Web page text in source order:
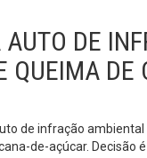
DE
QUEIMA DE
de infração
de-açúcar. Decisão